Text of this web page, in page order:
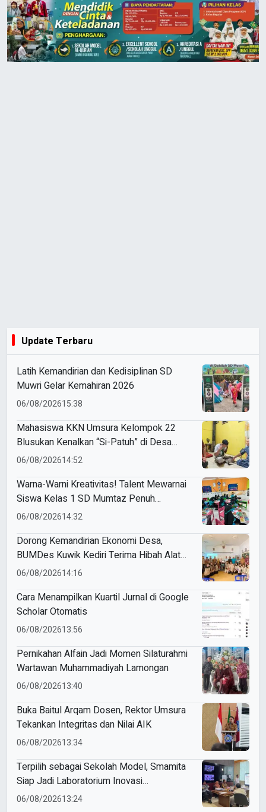
Update Terbaru
Latih Kemandirian dan Kedisiplinan SD
Muwri Gelar Kemahiran 2026
06/08/202615:38
Mahasiswa KKN Umsura Kelompok 22
Blusukan Kenalkan “Si-Patuh” di Desa
Banjarkejen
06/08/202614:52
Warna-Warni Kreativitas! Talent Mewarnai
Siswa Kelas 1 SD Mumtaz Penuh
Keceriaan
06/08/202614:32
Dorong Kemandirian Ekonomi Desa,
BUMDes Kuwik Kediri Terima Hibah Alat
Pencetak Briket Biomassa Briqpress
06/08/202614:16
Cara Menampilkan Kuartil Jurnal di Google
Scholar Otomatis
06/08/202613:56
Pernikahan Alfain Jadi Momen Silaturahmi
Wartawan Muhammadiyah Lamongan
06/08/202613:40
Buka Baitul Arqam Dosen, Rektor Umsura
Tekankan Integritas dan Nilai AIK
06/08/202613:34
Terpilih sebagai Sekolah Model, Smamita
Siap Jadi Laboratorium Inovasi
Pembelajaran AI
06/08/202613:24